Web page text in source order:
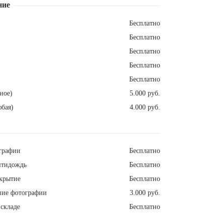
Бесплатно
Бесплатно
Бесплатно
Бесплатно
Бесплатно
5.000 руб.
4.000 руб.
Бесплатно
Бесплатно
Бесплатно
фотографии
3.000 руб.
Бесплатно